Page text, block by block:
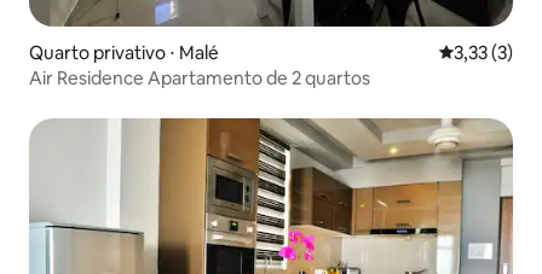
Quarto privativo ⋅ Malé 3,33 de
3,33 (3)
Air Residence Apartamento de 2 quartos